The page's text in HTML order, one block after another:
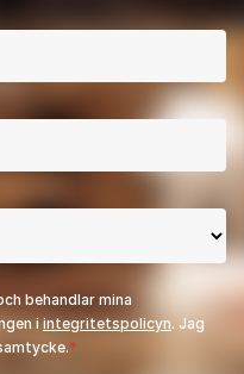
behandlar mina
i integritetspolicyn. Jag